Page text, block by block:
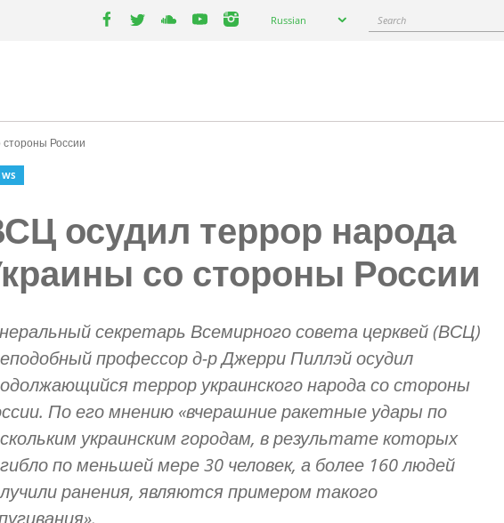
Russian Search
России
осудил террор народа
со стороны России
секретарь Всемирного совета церквей (ВСЦ)
профессор д-р Джерри Пиллэй осудил
террор украинского народа со стороны
По его мнению «вчерашние ракетные удары по
украинским городам, в результате которых
по меньшей мере 30 человек, а более 160 людей
ранения, являются примером такого